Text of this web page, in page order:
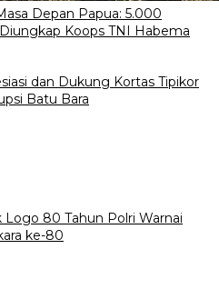
Depan Papua: 5.000
Koops TNI Habema
dan Dukung Kortas Tipikor
Batu Bara
80 Tahun Polri Warnai
ke-80